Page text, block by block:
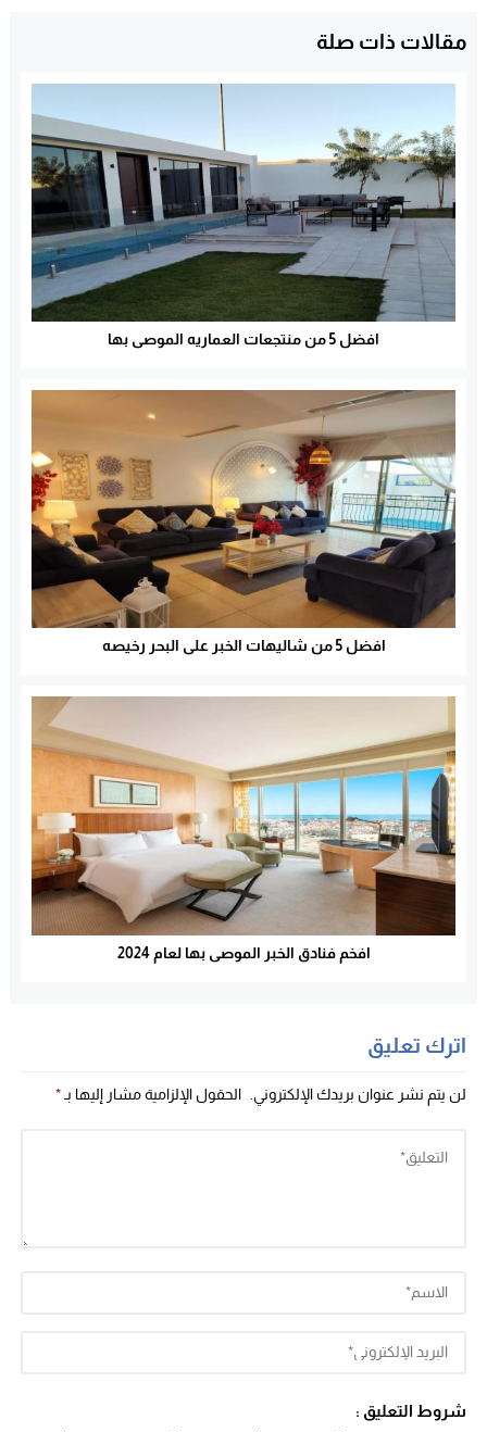
مقالات ذات صلة
افضل 5 من منتجعات العماريه الموصى بها
افضل 5 من شاليهات الخبر على البحر رخيصه
افخم فنادق الخبر الموصى بها لعام 2024
اترك تعليق
لن يتم نشر عنوان بريدك الإلكتروني. الحقول الإلزامية مشار إليها بـ *
شروط التعليق :